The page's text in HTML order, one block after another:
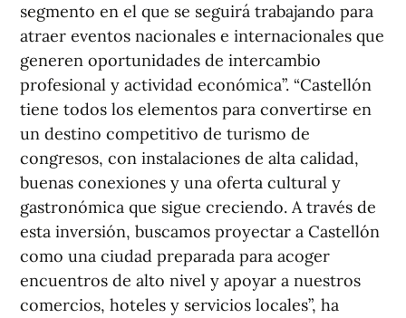
segmento en el que se seguirá trabajando para
atraer eventos nacionales e internacionales que
generen oportunidades de intercambio
profesional y actividad económica”. “Castellón
tiene todos los elementos para convertirse en
un destino competitivo de turismo de
congresos, con instalaciones de alta calidad,
buenas conexiones y una oferta cultural y
gastronómica que sigue creciendo. A través de
esta inversión, buscamos proyectar a Castellón
como una ciudad preparada para acoger
encuentros de alto nivel y apoyar a nuestros
comercios, hoteles y servicios locales”, ha